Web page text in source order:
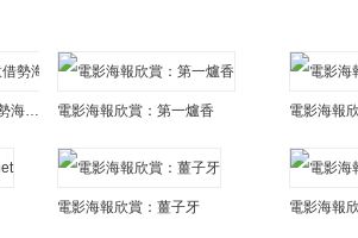
極簡風！網易雲音樂創意借勢海報欣賞 電影海報欣賞：第一爐香 電影海報
電影海報欣賞：薑子牙 電影海報